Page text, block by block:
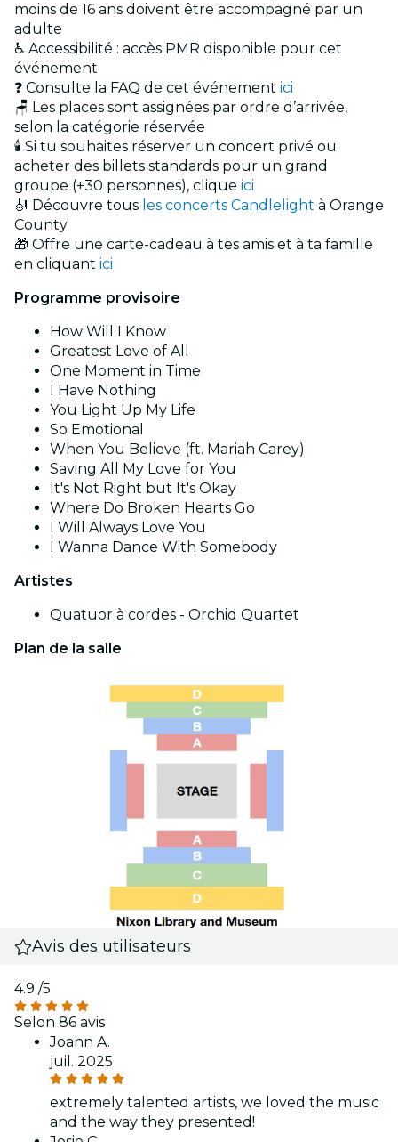
moins de 16 ans doivent être accompagné par un
adulte
♿ Accessibilité : accès PMR disponible pour cet
événement
❓ Consulte la FAQ de cet événement ici
🪑 Les places sont assignées par ordre d’arrivée,
selon la catégorie réservée
🕯️ Si tu souhaites réserver un concert privé ou
acheter des billets standards pour un grand
groupe (+30 personnes), clique ici
🎻 Découvre tous les concerts Candlelight à Orange
County
🎁 Offre une carte-cadeau à tes amis et à ta famille
en cliquant ici
Programme provisoire
How Will I Know
Greatest Love of All
One Moment in Time
I Have Nothing
You Light Up My Life
So Emotional
When You Believe (ft. Mariah Carey)
Saving All My Love for You
It's Not Right but It's Okay
Where Do Broken Hearts Go
I Will Always Love You
I Wanna Dance With Somebody
Artistes
Quatuor à cordes - Orchid Quartet
Plan de la salle
Avis des utilisateurs
4.9 /5
Selon 86 avis
Joann A.
juil. 2025
extremely talented artists, we loved the music
and the way they presented!